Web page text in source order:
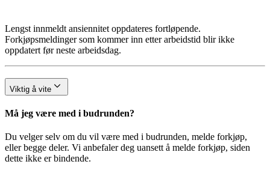
Lengst innmeldt ansiennitet oppdateres fortløpende.
Forkjøpsmeldinger som kommer inn etter arbeidstid blir ikke
oppdatert før neste arbeidsdag.
Viktig å vite
Må jeg være med i budrunden?
Du velger selv om du vil være med i budrunden, melde forkjøp,
eller begge deler. Vi anbefaler deg uansett å melde forkjøp, siden
dette ikke er bindende.